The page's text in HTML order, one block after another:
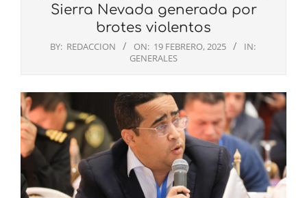
Sierra Nevada generada por
brotes violentos
BY: REDACCION ON: 19 FEBRERO, 2025
IN:
GENERALES